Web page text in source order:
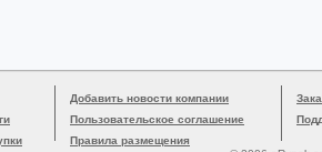
Добавить новости компании
Пользовательское соглашение
Правила размещения